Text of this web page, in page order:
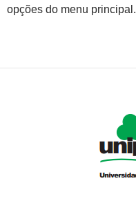
opções do menu principal.